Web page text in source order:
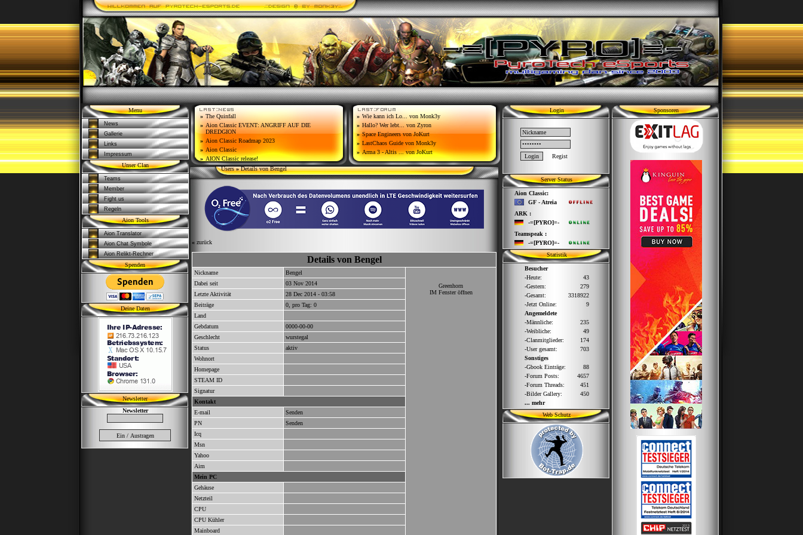
Menu
News
Gallerie
Links
Impressum
Unser Clan
Teams
Member
Fight us
Regeln
Aion Tools
Aion Translator
Aion Chat Symbole
Aion Relikt-Rechner
Spenden
Deine Daten
Newsletter
Newsletter
» The Quinfall
» Aion Classic EVENT: ANGRIFF AUF DIE
DREDGION
» Aion Classic Roadmap 2023
» Aion Classic
» AION Classic release!
» Wie kann ich Lo...von Monk3y
» Hallo? Wer lebt...von Zyron
» Space Engineersvon JoKurt
» LastChaos Guide von Monk3y
» Arma 3 - Altis ...von JoKurt
Users»Details von Bengel
« zurück
Details von Bengel
Nickname
Bengel
Greenhorn
IM Fenster öffnen
Dabei seit
03 Nov 2014
Letzte Aktivität
28 Dec 2014 - 03:58
Beiträge
0, pro Tag: 0
Land
Gebdatum
0000-00-00
Geschlecht
wurstegal
Status
aktiv
Wohnort
Homepage
STEAM ID
Signatur
Kontakt
E-mail
Senden
PN
Senden
Icq
Msn
Yahoo
Aim
Mein PC
Gehäuse
Netzteil
CPU
CPU Kühler
Mainboard
Login
Regist
Server Status
Aion Classic:
GF - Atreia
ARK :
-=[PYRO]=-
Teamspeak :
-=[PYRO]=-
Statistik
Besucher
-Heute:
43
-Gestern:
279
-Gesamt:
3318922
-Jetzt Online:
9
Angemeldete
-Männliche:
235
-Weibliche:
49
-Clanmitglieder:
174
-User gesamt:
703
Sonstiges
-Gbook Einträge:
88
-Forum Posts:
4657
-Forum Threads:
451
-Bilder Gallery:
450
... mehr
Web Schutz
Sponsoren